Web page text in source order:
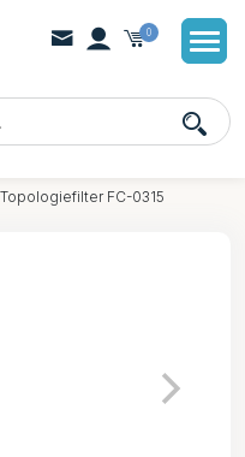
0
Topologiefilter FC-0315